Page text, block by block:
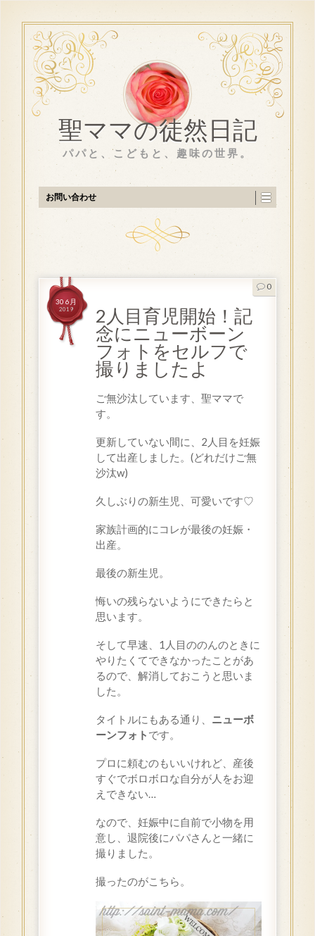
聖ママの徒然日記
パパと、こどもと、趣味の世界。
お問い合わせ
2人目育児開始！記
念にニューボーン
フォトをセルフで
撮りましたよ
30 6月
2019
0
ご無沙汰しています、聖ママで
す。
更新していない間に、2人目を妊娠
して出産しました。(どれだけご無
沙汰w)
久しぶりの新生児、可愛いです♡
家族計画的にコレが最後の妊娠・
出産。
最後の新生児。
悔いの残らないようにできたらと
思います。
そして早速、1人目ののんのときに
やりたくてできなかったことがあ
るので、解消しておこうと思いま
した。
タイトルにもある通り、 ニューボ
ーンフォト です。
プロに頼むのもいいけれど、産後
すぐでボロボロな自分が人をお迎
えできない…
なので、妊娠中に自前で小物を用
意し、退院後にパパさんと一緒に
撮りました。
撮ったのがこちら。